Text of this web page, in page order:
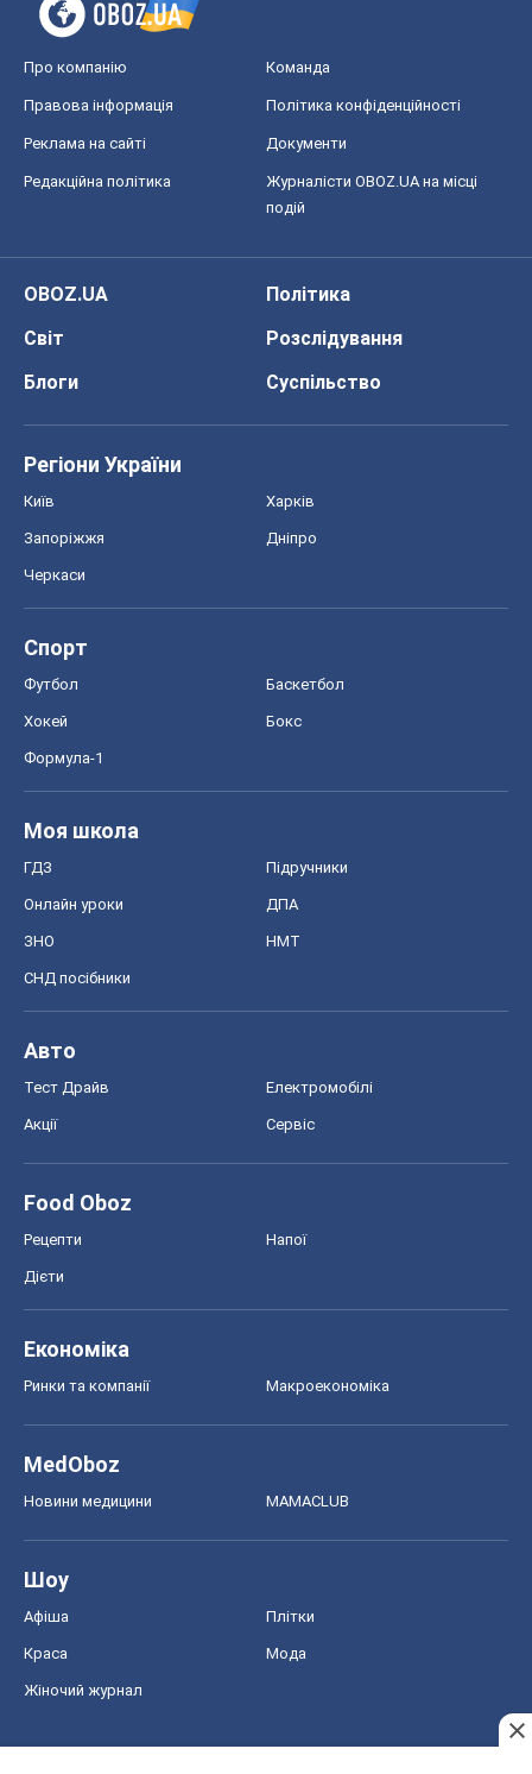
Про компанію Команда
Правова інформація Політика конфіденційності
Реклама на сайті Документи
Редакційна політика
Журналісти OBOZ.UA на місці
подій
OBOZ.UA
Політика
Світ
Розслідування
Блоги
Суспільство
Регіони України
Київ Харків
Запоріжжя Дніпро
Черкаси
Спорт
Футбол Баскетбол
Хокей Бокс
Формула-1
Моя школа
ГДЗ Підручники
Онлайн уроки ДПА
ЗНО НМТ
СНД посібники
Авто
Тест Драйв Електромобілі
Акції Сервіс
Food Oboz
Рецепти Напої
Дієти
Економіка
Ринки та компанії Макроекономіка
MedOboz
Новини медицини MAMACLUB
Шоу
Афіша Плітки
Краса Мода
Жіночий журнал